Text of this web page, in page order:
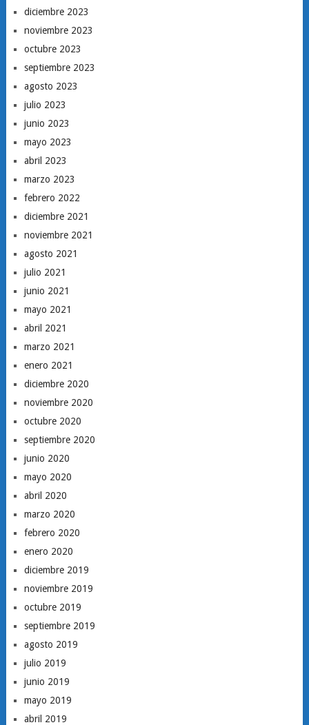
diciembre 2023
noviembre 2023
octubre 2023
septiembre 2023
agosto 2023
julio 2023
junio 2023
mayo 2023
abril 2023
marzo 2023
febrero 2022
diciembre 2021
noviembre 2021
agosto 2021
julio 2021
junio 2021
mayo 2021
abril 2021
marzo 2021
enero 2021
diciembre 2020
noviembre 2020
octubre 2020
septiembre 2020
junio 2020
mayo 2020
abril 2020
marzo 2020
febrero 2020
enero 2020
diciembre 2019
noviembre 2019
octubre 2019
septiembre 2019
agosto 2019
julio 2019
junio 2019
mayo 2019
abril 2019